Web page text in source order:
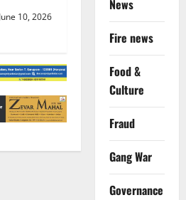
June 10, 2026
News
Fire news
Food &
Culture
Fraud
Gang War
Governance